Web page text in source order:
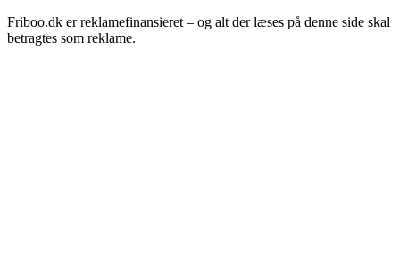
Friboo.dk er reklamefinansieret – og alt der læses på denne side skal
betragtes som reklame.